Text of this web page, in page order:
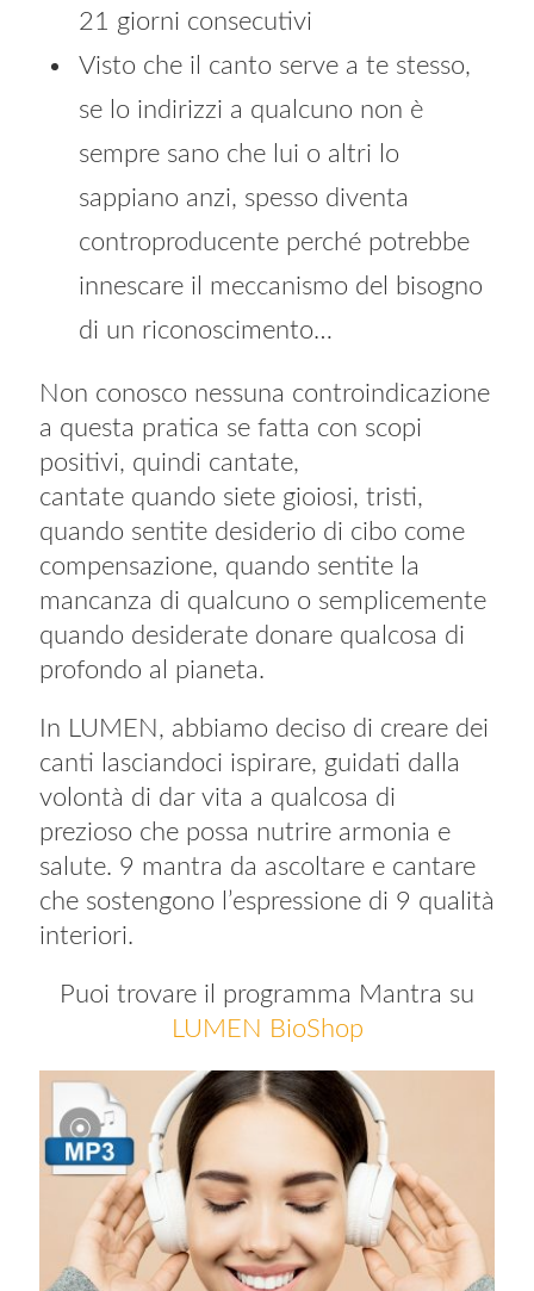
21 giorni consecutivi
Visto che il canto serve a te stesso,
se lo indirizzi a qualcuno non è
sempre sano che lui o altri lo
sappiano anzi, spesso diventa
controproducente perché potrebbe
innescare il meccanismo del bisogno
di un riconoscimento…
Non conosco nessuna controindicazione
a questa pratica se fatta con scopi
positivi, quindi cantate,
cantate quando siete gioiosi, tristi,
quando sentite desiderio di cibo come
compensazione, quando sentite la
mancanza di qualcuno o semplicemente
quando desiderate donare qualcosa di
profondo al pianeta.
In LUMEN, abbiamo deciso di creare dei
canti lasciandoci ispirare, guidati dalla
volontà di dar vita a qualcosa di
prezioso che possa nutrire armonia e
salute. 9 mantra da ascoltare e cantare
che sostengono l’espressione di 9 qualità
interiori.
Puoi trovare il programma Mantra su
LUMEN BioShop